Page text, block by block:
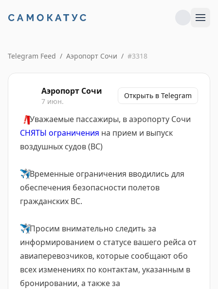
Telegram Feed / Аэропорт Сочи / #3318
Аэропорт Сочи
7 июн.
Открыть в Telegram
❗️Уважаемые пассажиры, в аэропорту Сочи
СНЯТЫ ограничения на прием и выпуск
воздушных судов (ВС)
✈️Временные ограничения вводились для
обеспечения безопасности полетов
гражданских ВС.
✈️Просим внимательно следить за
информированием о статусе вашего рейса от
авиаперевозчиков, которые сообщают обо
всех изменениях по контактам, указанным в
бронировании, а также за